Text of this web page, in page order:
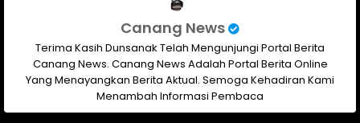
Canang News
Terima Kasih Dunsanak Telah Mengunjungi Portal Berita
Canang News. Canang News Adalah Portal Berita Online
Yang Menayangkan Berita Aktual. Semoga Kehadiran Kami
Menambah Informasi Pembaca